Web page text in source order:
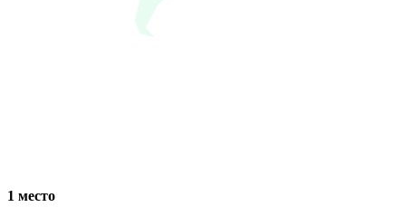
1 место